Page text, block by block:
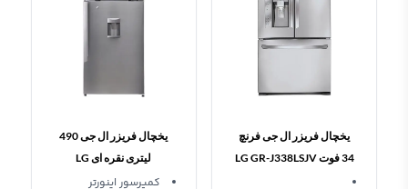
یخچال فریزر ال جی فرنچ
34 فوت LG GR-J338LSJV
یخچال فریزر ال جی 490
لیتری نقره ای LG
Refrigerator GR- j682
کمپرسور اینورتر